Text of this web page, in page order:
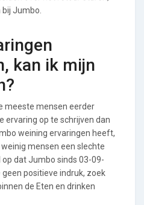
Jumbo.
kan ik mijn
meeste mensen eerder
ervaring op te schrijven dan
weining ervaringen heeft,
mensen een slechte
dat Jumbo sinds 03-09-
positieve indruk, zoek
de Eten en drinken